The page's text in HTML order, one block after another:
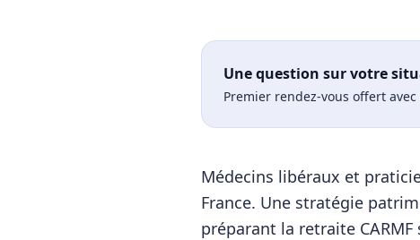
Une question sur votre
Premier rendez-vous offert avec
Médecins libéraux et
France. Une stratégie
préparant la retraite